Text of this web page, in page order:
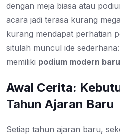
dengan meja biasa atau
acara jadi terasa kurang
kurang mendapat perhatian
situlah muncul ide
memiliki podium modern baru
Awal Cerita:
Tahun Ajaran Baru
Setiap tahun ajaran baru,